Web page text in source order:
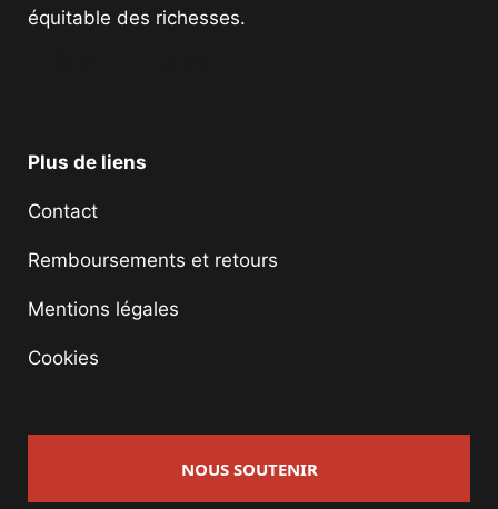
équitable des richesses.
Plus de liens
Contact
Remboursements et retours
Mentions légales
Cookies
NOUS SOUTENIR